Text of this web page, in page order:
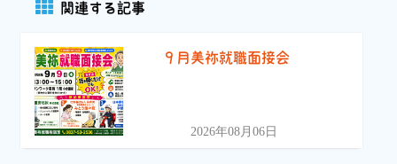
関連する記事
９月美祢就職面接会
2026年08月06日